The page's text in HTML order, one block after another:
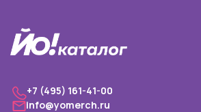
+7 (495) 161-41-00
info@yomerch.ru